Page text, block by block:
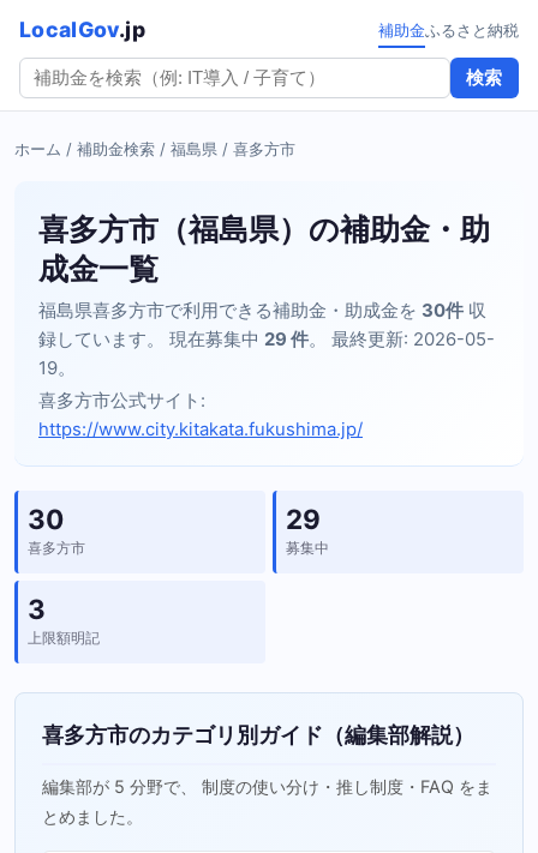
LocalGov.jp
検索
補助金ふるさと納税
ホーム / 補助金検索 / 福島県 / 喜多方市
喜多方市（福島県）の補助金・助
成金一覧
福島県喜多方市で利用できる補助金・助成金を 30件 収
録しています。 現在募集中 29 件。 最終更新: 2026-05-
19。
喜多方市公式サイト:
https://www.city.kitakata.fukushima.jp/
30
喜多方市
29
募集中
3
上限額明記
喜多方市のカテゴリ別ガイド（編集部解説）
編集部が 5 分野で、 制度の使い分け・推し制度・FAQ をま
とめました。